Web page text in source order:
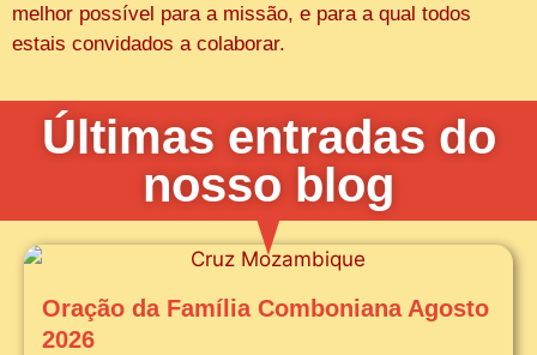
melhor possível para a missão, e para a qual todos
estais convidados a colaborar.
Últimas entradas do
nosso blog
Oração da Família Comboniana Agosto
2026